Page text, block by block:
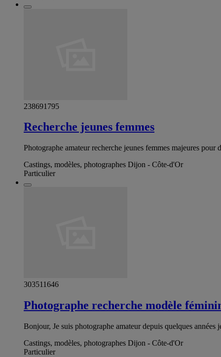
238691795
Recherche jeunes femmes
Photographe amateur recherche jeunes femmes majeures
Castings, modèles, photographes Dijon - Côte-d'Or
Particulier
303511646
Photographe recherche modèle
Bonjour, Je suis photographe amateur depuis quelques
Castings, modèles, photographes Dijon - Côte-d'Or
Particulier